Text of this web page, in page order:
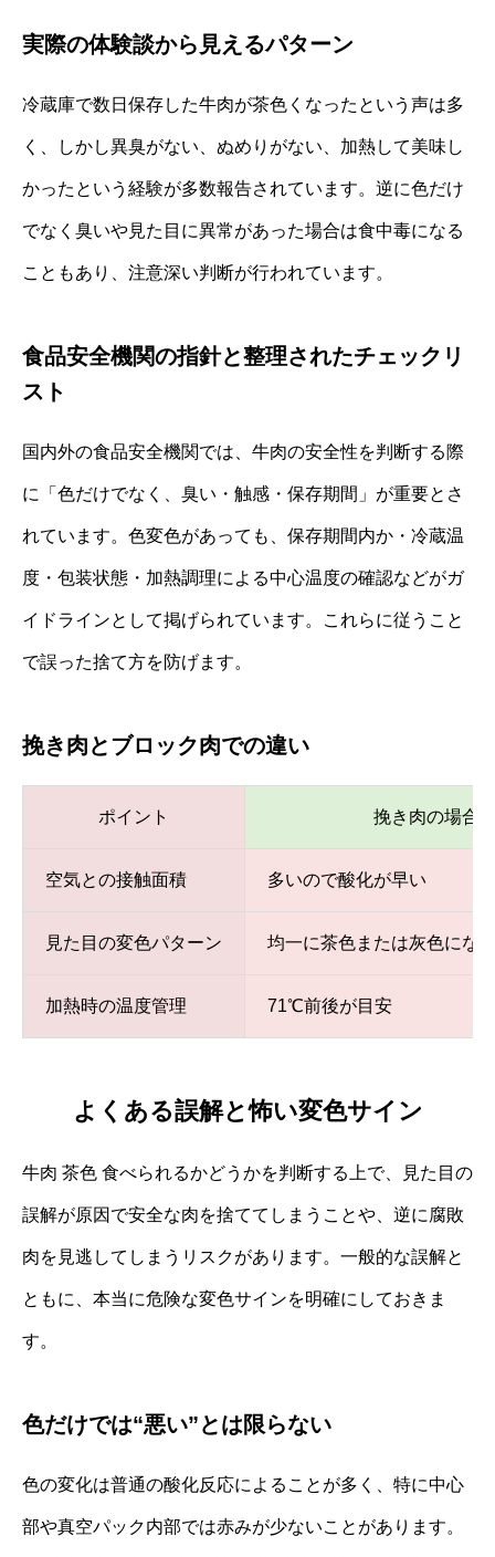
実際の体験談から見えるパターン
冷蔵庫で数日保存した牛肉が茶色くなったという声は多
く、しかし異臭がない、ぬめりがない、加熱して美味し
かったという経験が多数報告されています。逆に色だけ
でなく臭いや見た目に異常があった場合は食中毒になる
こともあり、注意深い判断が行われています。
食品安全機関の指針と整理されたチェックリ
スト
国内外の食品安全機関では、牛肉の安全性を判断する際
に「色だけでなく、臭い・触感・保存期間」が重要とさ
れています。色変色があっても、保存期間内か・冷蔵温
度・包装状態・加熱調理による中心温度の確認などがガ
イドラインとして掲げられています。これらに従うこと
で誤った捨て方を防げます。
挽き肉とブロック肉での違い
ポイント 挽き肉の場合
空気との接触面積 多いので酸化が早い
見た目の変色パターン 均一に茶色または灰色にな
加熱時の温度管理 71℃前後が目安
よくある誤解と怖い変色サイン
牛肉 茶色 食べられるかどうかを判断する上で、見た目の
誤解が原因で安全な肉を捨ててしまうことや、逆に腐敗
肉を見逃してしまうリスクがあります。一般的な誤解と
ともに、本当に危険な変色サインを明確にしておきま
す。
色だけでは“悪い”とは限らない
色の変化は普通の酸化反応によることが多く、特に中心
部や真空パック内部では赤みが少ないことがあります。